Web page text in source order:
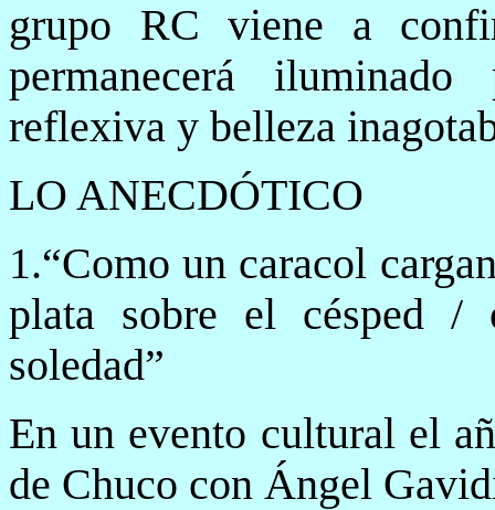
grupo RC viene a
permanecerá
reflexiva y belleza
LO ANECDÓTICO
1.“Como un caracol
plata sobre el césped /
soledad”
En un evento cultural el
de Chuco con Ángel